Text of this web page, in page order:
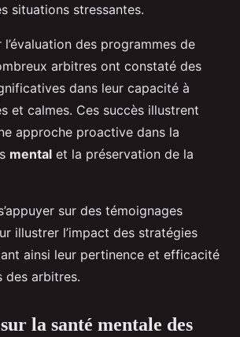
situations stressantes.
l’évaluation des programmes de
arbitres ont constaté des
dans leur capacité à
et calmes. Ces succès illustrent
approche proactive dans la
mental et la préservation de la
sur des témoignages
illustrer l’impact des stratégies
ainsi leur pertinence et efficacité
des arbitres.
la santé mentale des